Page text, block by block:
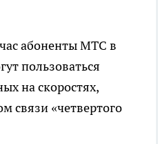
абоненты МТС в
пользоваться
на скоростях,
связи «четвертого